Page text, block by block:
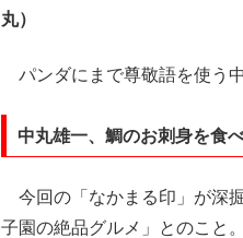
丸）
パンダにまで尊敬語を使う中
中丸雄一、鯛のお刺身を食
今回の「なかまる印」が深
子園の絶品グルメ」とのこと